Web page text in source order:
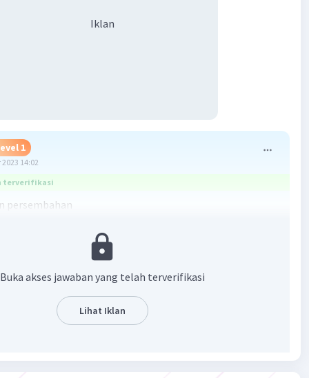
Iklan
1
14:02
terverifikasi
persembahan
Balas
Community Level 73
Buku Fiksi
Buka akses jawaban yang telah terverifikasi
Lihat Iklan